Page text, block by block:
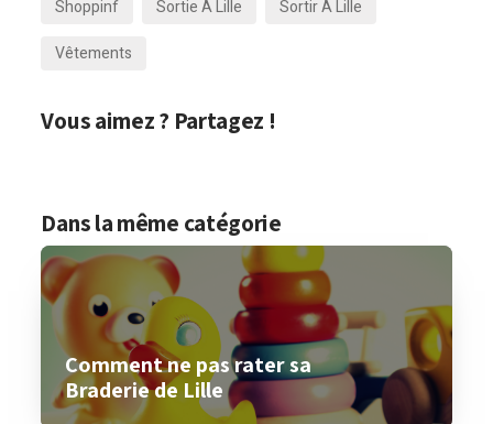
Shoppinf
Sortie À Lille
Sortir À Lille
Vêtements
Vous aimez ? Partagez !
Dans la même catégorie
Comment ne pas rater sa
Braderie de Lille